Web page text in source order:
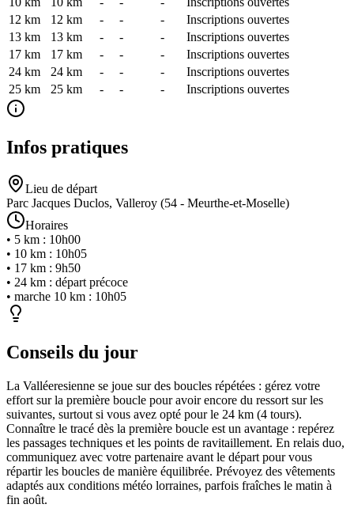
12 km
12 km - - -
Inscriptions ouvertes
13 km
13 km - - -
Inscriptions ouvertes
17 km
17 km - - -
Inscriptions ouvertes
24 km
24 km - - -
Inscriptions ouvertes
25 km
25 km - - - Inscriptions ouvertes
Infos pratiques
Lieu de départ
Parc Jacques Duclos, Valleroy (54 - Meurthe-et-Moselle)
Horaires
• 5 km : 10h00
• 10 km : 10h05
• 17 km : 9h50
• 24 km : départ précoce
• marche 10 km : 10h05
Conseils du jour
La Valléeresienne se joue sur des boucles répétées : gérez votre
effort sur la première boucle pour avoir encore du ressort sur les
suivantes, surtout si vous avez opté pour le 24 km (4 tours).
Connaître le tracé dès la première boucle est un avantage : repérez
les passages techniques et les points de ravitaillement. En relais duo,
communiquez avec votre partenaire avant le départ pour vous
répartir les boucles de manière équilibrée. Prévoyez des vêtements
adaptés aux conditions météo lorraines, parfois fraîches le matin à
fin août.